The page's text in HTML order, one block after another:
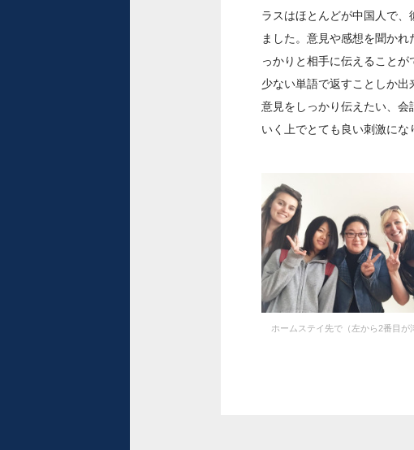
ラスはほとんどが中国人で、
ました。意見や感想を聞か
っかりと相手に伝えること
少ない単語で返すことしか
意見をしっかり伝えたい、
いく上でとても良い刺激にな
ホームステイ先で（左から2番目が